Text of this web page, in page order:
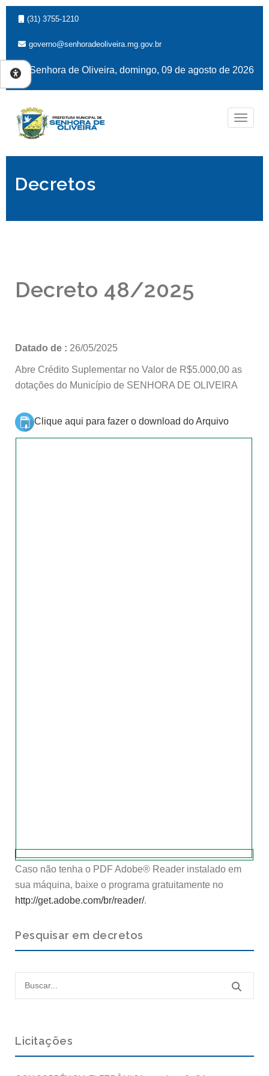
(31) 3755-1210
governo@senhoradeoliveira.mg.gov.br
Senhora de Oliveira, domingo, 09 de agosto de 2026
Decretos
Decreto 48/2025
Datado de : 26/05/2025
Abre Crédito Suplementar no Valor de R$5.000,00 as
dotações do Município de SENHORA DE OLIVEIRA
Clique aqui para fazer o download do Arquivo
Caso não tenha o PDF Adobe® Reader instalado em
sua máquina, baixe o programa gratuitamente no
http://get.adobe.com/br/reader/.
Pesquisar em decretos
Licitações